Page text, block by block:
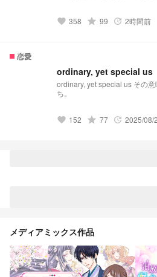
_____________________ 「 海月ちゃーん♡あーそぼぉ
てるけど食べてくか？ 」 「 あ、〇〇先輩〜！サボりっす
か？俺も一緒に行ってもいいー？ 」 「 オイ、
枕が逃げてんじゃねーよ 」 「 〇〇は俺のもんっすから。
シシシッ 」 『 うん、取り敢えず。離れよっか？ 』
favorite 358 grade 99 update 2時間前
恋愛
ordinary, yet special us
ordinary, yet special us その
ち。
favorite 152 grade 77 update 2025/08/
メディアミックス作品